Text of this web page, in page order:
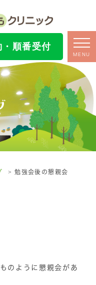
・順番受付
MENU
勉強会後の懇親会
のように懇親会があ